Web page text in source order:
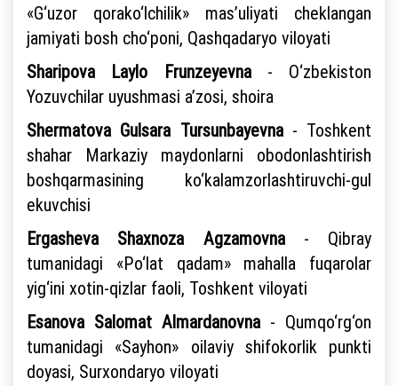
«G‘uzor qorako‘lchilik» mas’uliyati cheklangan
jamiyati bosh cho‘poni, Qashqadaryo viloyati
Sharipova Laylo Frunzeyevna- O‘zbekiston
Yozuvchilar uyushmasi a’zosi, shoira
Shermatova Gulsara Tursunbayevna- Toshkent
shahar Markaziy maydonlarni obodonlashtirish
boshqarmasining ko‘kalamzorlashtiruvchi-gul
ekuvchisi
Ergasheva Shaxnoza Agzamovna- Qibray
tumanidagi «Po‘lat qadam» mahalla fuqarolar
yig‘ini xotin-qizlar faoli, Toshkent viloyati
Esanova Salomat Almardanovna- Qumqo‘rg‘on
tumanidagi «Sayhon» oilaviy shifokorlik punkti
doyasi, Surxondaryo viloyati